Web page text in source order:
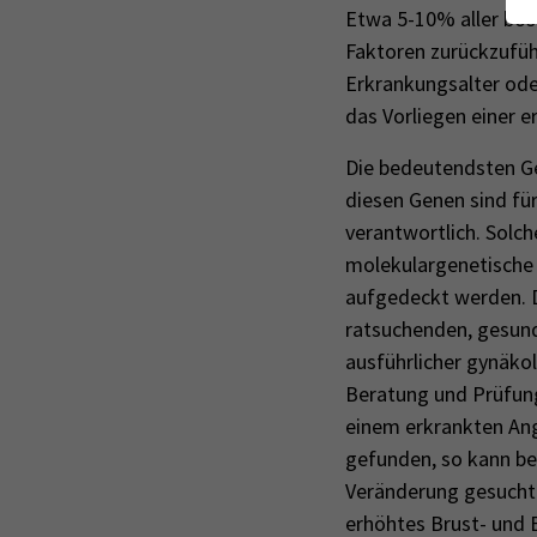
Etwa 5-10% aller
Faktoren
Erkrankungsalter
das Vorliegen einer
Die bedeutendsten
diesen Genen sind
verantwortlich.
aufgedeckt werden.
ratsuchenden,
ausführlicher
Beratung und
einem erkrankten
gefunden, so kann
Veränderung
erhöhtes Brust- und